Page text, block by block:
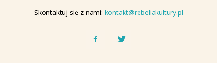
Skontaktuj się z nami: kontakt@rebeliakultury.pl